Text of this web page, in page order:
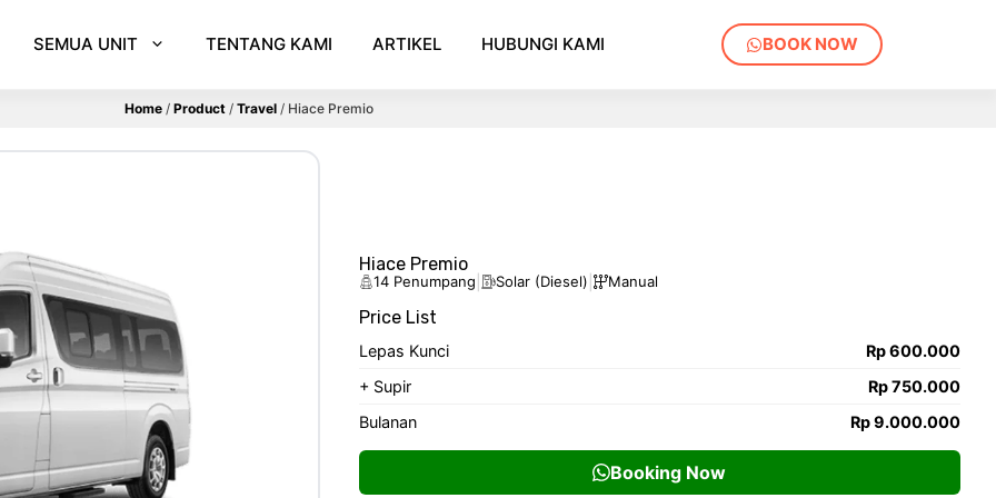
BOOK NOW
SEMUA UNIT TENTANG KAMI ARTIKEL HUBUNGI KAMI
Home / Product / Travel / Hiace Premio
Hiace Premio
14 Penumpang Solar (Diesel) Manual
Price List
Lepas Kunci
Rp 600.000
+ Supir
Rp 750.000
Bulanan
Rp 9.000.000
Booking Now